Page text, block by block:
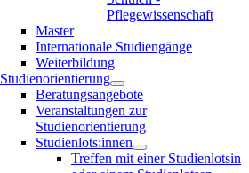
Pflegewissenschaft
Master
Internationale Studiengänge
Weiterbildung
Studienorientierung
Beratungsangebote
Veranstaltungen zur
Studienorientierung
Studienlots:innen
Treffen mit einer Studienlotsin